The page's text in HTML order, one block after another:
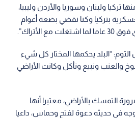
تركيا ولبنان وسوريا والأردن وليبيا،
بتركيا وكنا نقضي بضعة أعوام
الأتراك”.
“البلد يحكمها المختار كل شيء
والعنب ونبيع ونأكل وكانت الأراضي
التمسك بالأراضي، معتبرا أنها
في حديثه دعوة لفتح وحماس، داعيا